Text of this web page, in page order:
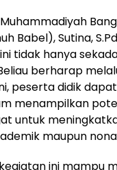
Muhammadiyah
Babel), Sutina,
tidak hanya
berharap
peserta didik
menampilkan
untuk
maupun
ini mampu